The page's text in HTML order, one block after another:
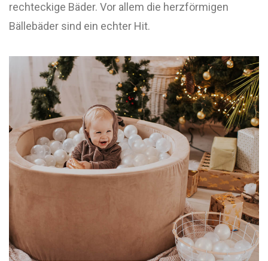
rechteckige Bäder. Vor allem die herzförmigen
Bällebäder sind ein echter Hit.